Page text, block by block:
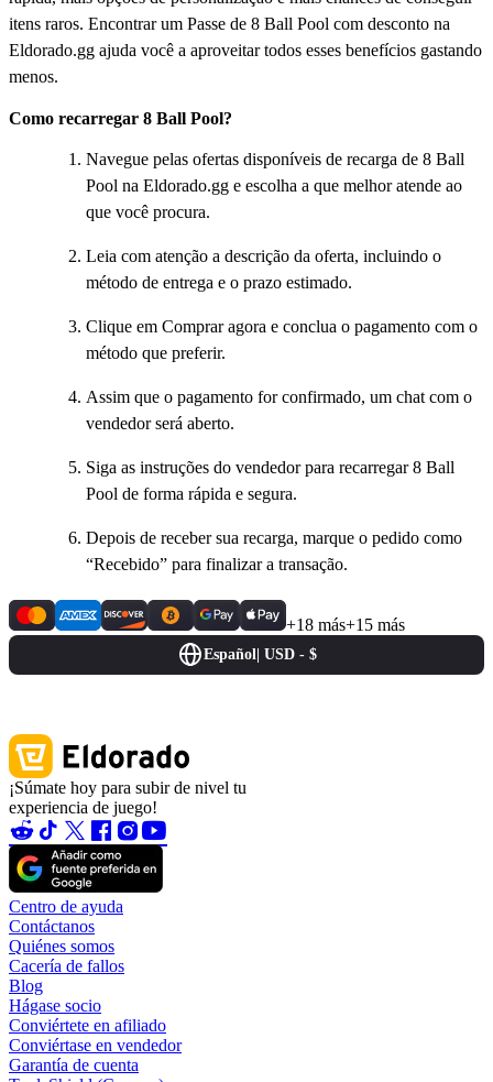
itens raros. Encontrar um Passe de 8 Ball Pool com desconto na
Eldorado.gg ajuda você a aproveitar todos esses benefícios gastando
menos.
Como recarregar 8 Ball Pool?
Navegue pelas ofertas disponíveis de recarga de 8 Ball
Pool na Eldorado.gg e escolha a que melhor atende ao
que você procura.
Leia com atenção a descrição da oferta, incluindo o
método de entrega e o prazo estimado.
Clique em Comprar agora e conclua o pagamento com o
método que preferir.
Assim que o pagamento for confirmado, um chat com o
vendedor será aberto.
Siga as instruções do vendedor para recarregar 8 Ball
Pool de forma rápida e segura.
Depois de receber sua recarga, marque o pedido como
“Recebido” para finalizar a transação.
+18 más+15 más
Español USD - $
¡Súmate hoy para subir de nivel tu
experiencia de juego!
Centro de ayuda
Contáctanos
Quiénes somos
Cacería de fallos
Blog
Hágase socio
Conviértete en afiliado
Conviértase en vendedor
Garantía de cuenta